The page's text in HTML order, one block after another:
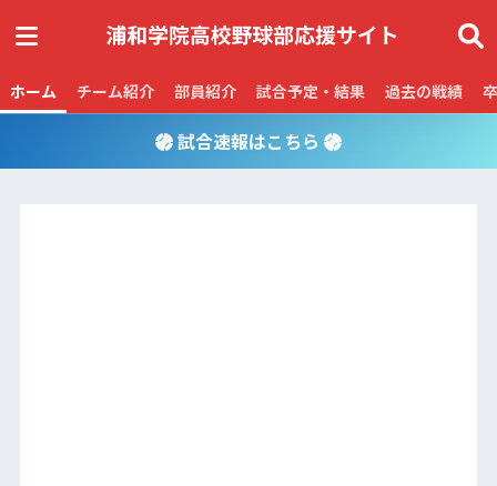
ホーム チーム紹介 部員紹介 試合予定・結果 過去の戦績
試合速報はこちら